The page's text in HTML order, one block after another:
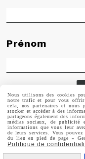
Prénom
Vous pouvez vous
trouverez pour cela
conditions
Nous utilisons des cookies
notre trafic et pour vous offrir
cela, nos partenaires et nous
stocker et accéder à des
partageons également des
médias sociaux, de publicité
informations que vous leur
de leurs services. Vous
du lien en pied de page «
Politique de